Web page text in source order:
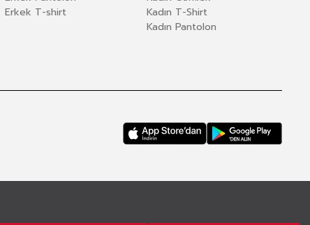
Erkek T-shirt
Kadın T-Shirt
Kadın Pantolon